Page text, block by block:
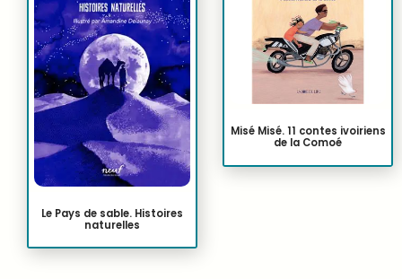
Le Pays de sable. Histoires
naturelles
Misé Misé. 11 contes ivoiriens
de la Comoé